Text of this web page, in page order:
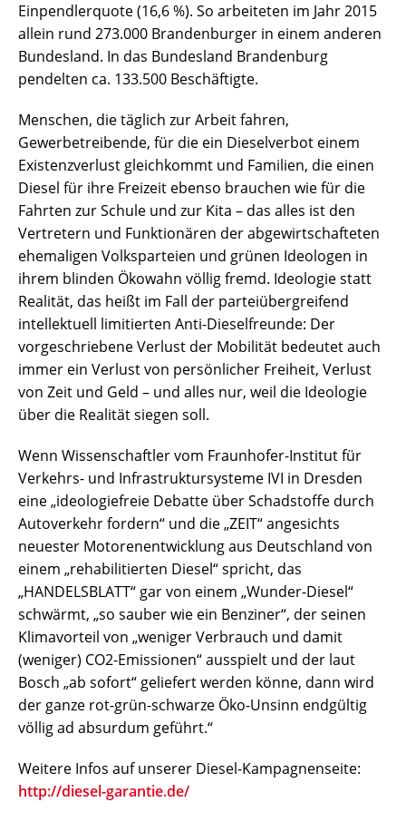
Einpendlerquote (16,6 %). So arbeiteten im Jahr 2015
allein rund 273.000 Brandenburger in einem anderen
Bundesland. In das Bundesland Brandenburg
pendelten ca. 133.500 Beschäftigte.
Menschen, die täglich zur Arbeit fahren,
Gewerbetreibende, für die ein Dieselverbot einem
Existenzverlust gleichkommt und Familien, die einen
Diesel für ihre Freizeit ebenso brauchen wie für die
Fahrten zur Schule und zur Kita – das alles ist den
Vertretern und Funktionären der abgewirtschafteten
ehemaligen Volksparteien und grünen Ideologen in
ihrem blinden Ökowahn völlig fremd. Ideologie statt
Realität, das heißt im Fall der parteiübergreifend
intellektuell limitierten Anti-Dieselfreunde: Der
vorgeschriebene Verlust der Mobilität bedeutet auch
immer ein Verlust von persönlicher Freiheit, Verlust
von Zeit und Geld – und alles nur, weil die Ideologie
über die Realität siegen soll.
Wenn Wissenschaftler vom Fraunhofer-Institut für
Verkehrs- und Infrastruktursysteme IVI in Dresden
eine „ideologiefreie Debatte über Schadstoffe durch
Autoverkehr fordern“ und die „ZEIT“ angesichts
neuester Motorenentwicklung aus Deutschland von
einem „rehabilitierten Diesel“ spricht, das
„HANDELSBLATT“ gar von einem „Wunder-Diesel“
schwärmt, „so sauber wie ein Benziner“, der seinen
Klimavorteil von „weniger Verbrauch und damit
(weniger) CO2-Emissionen“ ausspielt und der laut
Bosch „ab sofort“ geliefert werden könne, dann wird
der ganze rot-grün-schwarze Öko-Unsinn endgültig
völlig ad absurdum geführt.“
Weitere Infos auf unserer Diesel-Kampagnenseite:
http://diesel-garantie.de/